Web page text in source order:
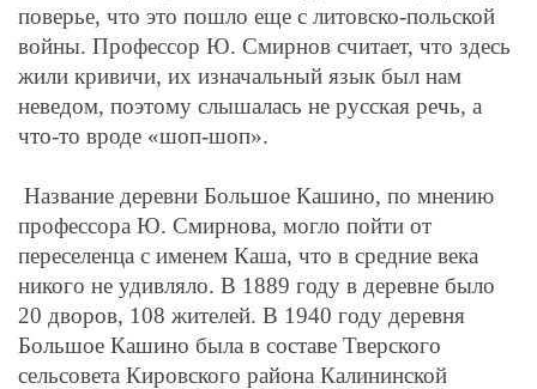
поверье, что это пошло еще с литовско-польской
войны. Профессор Ю. Смирнов считает, что здесь
жили кривичи, их изначальный язык был нам
неведом, поэтому слышалась не русская речь, а
что-то вроде «шоп-шоп».
Название деревни Большое Кашино, по мнению
профессора Ю. Смирнова, могло пойти от
переселенца с именем Каша, что в средние века
никого не удивляло. В 1889 году в деревне было
20 дворов, 108 жителей. В 1940 году деревня
Большое Кашино была в составе Тверского
сельсовета Кировского района Калининской